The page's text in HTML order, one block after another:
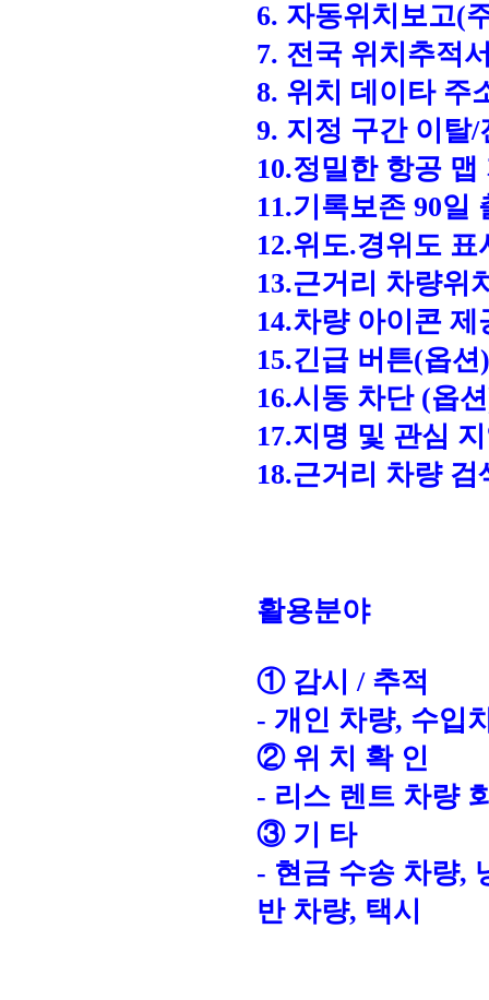
6. 자동위치보고(
7. 전국 위치추적
8. 위치 데이타 주
9. 지정 구간 이탈
10.정밀한 항공
11.기록보존 90일
12.위도.경위도
13.근거리 차량위
14.차량 아이콘
15.긴급 버튼(옵
16.시동 차단 (옵
17.지명 및 관심
18.근거리 차량
활용분야
① 감시 / 추적
- 개인 차량, 수입
② 위 치 확 인
- 리스 렌트 차량
③ 기 타
- 현금 수송 차량,
반 차량, 택시